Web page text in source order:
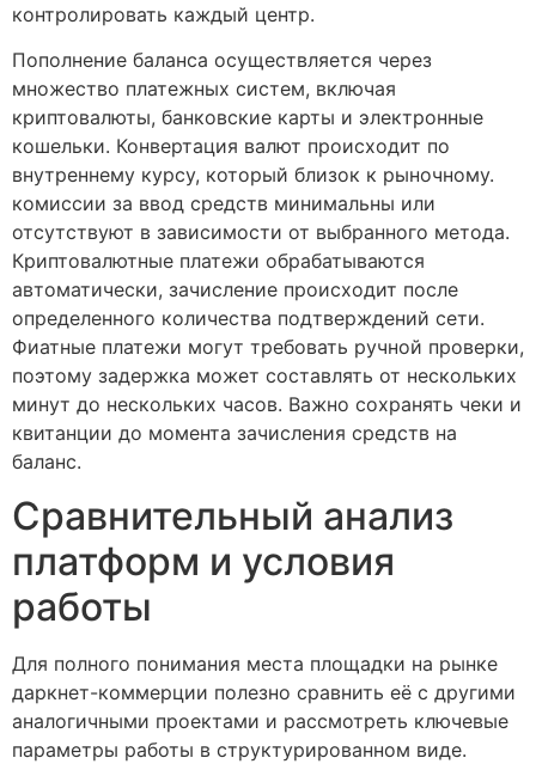
контролировать каждый центр.
Пополнение баланса осуществляется через
множество платежных систем, включая
криптовалюты, банковские карты и электронные
кошельки. Конвертация валют происходит по
внутреннему курсу, который близок к рыночному.
комиссии за ввод средств минимальны или
отсутствуют в зависимости от выбранного метода.
Криптовалютные платежи обрабатываются
автоматически, зачисление происходит после
определенного количества подтверждений сети.
Фиатные платежи могут требовать ручной проверки,
поэтому задержка может составлять от нескольких
минут до нескольких часов. Важно сохранять чеки и
квитанции до момента зачисления средств на
баланс.
Сравнительный анализ
платформ и условия
работы
Для полного понимания места площадки на рынке
даркнет-коммерции полезно сравнить её с другими
аналогичными проектами и рассмотреть ключевые
параметры работы в структурированном виде.